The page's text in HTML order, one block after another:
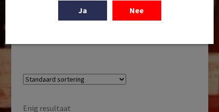
Domaine Besson | Givry Cuvée Amélie | AOP Givry |
Bourgogne | Frankrijk | 2023
Enig resultaat
Ja
Nee